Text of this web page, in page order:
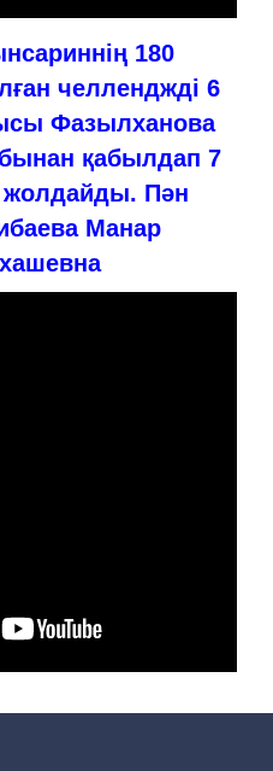
180
челленджді 6
Фазылханова
қабылдап 7
Пән
Манар